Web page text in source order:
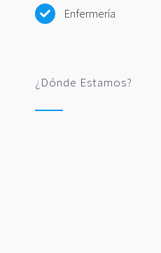
Enfermería
¿Dónde Estamos?